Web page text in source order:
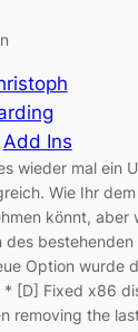
Add Ins
wieder mal ein
Wie Ihr
könnt, aber
des bestehenden
Option wurde
* [D] Fixed x86
removing the